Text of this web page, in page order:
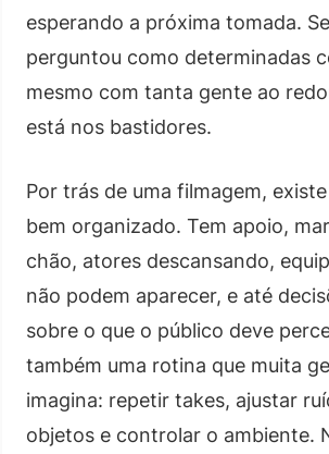
esperando a próxima tomada.
perguntou como determinadas
mesmo com tanta gente ao
está nos bastidores.
Por trás de uma filmagem,
bem organizado. Tem apoio,
chão, atores descansando,
não podem aparecer, e até
sobre o que o público deve
também uma rotina que muita
imagina: repetir takes, ajustar
objetos e controlar o ambiente.